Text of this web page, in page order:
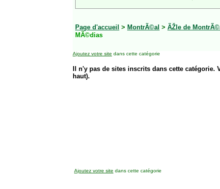
Page d'accueil > MontrÃ©al > ÃŽle de
MÃ©dias
Ajoutez votre site dans cette catégorie
Il n'y pas de sites inscrits dans cette
haut).
Ajoutez votre site dans cette catégorie